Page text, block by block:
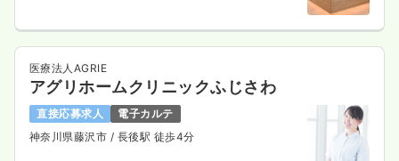
医療法人AGRIE
アグリホームクリニックふじさわ
直接応募求人
電子カルテ
神奈川県藤沢市 / 長後駅 徒歩4分